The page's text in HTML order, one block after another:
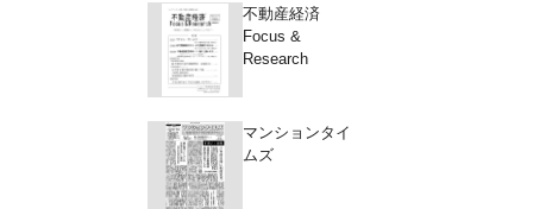
不動産経済
Focus &
Research
マンションタイ
ムズ